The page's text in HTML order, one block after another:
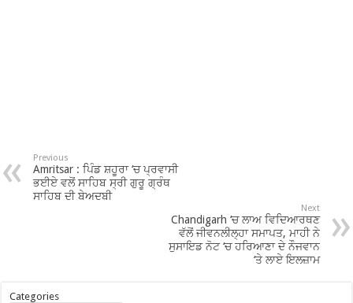
Previous
Amritsar : ਪਿੰਡ ਸ਼ਹੂਰਾ ‘ਚ ਪ੍ਰਵਾਸੀ
ਭਈਏ ਵਲੋਂ ਸਾਹਿਬ ਸ੍ਰੀ ਗੁਰੂ ਗ੍ਰੰਥ
ਸਾਹਿਬ ਦੀ ਬੇਅਦਬੀ
Next
Chandigarh ‘ਚ ਲਾਅ ਵਿਦਿਆਰਥਣ
ਵੱਲੋਂ ਜੀਵਨਲੀਲ੍ਹਾ ਸਮਾਪਤ, ਮਾਹੀ ਨੇ
ਸੁਸਾਇਡ ਨੋਟ ‘ਚ ਹਰਿਆਣਾ ਦੇ ਨੌਜਵਾਨ
‘ਤੇ ਲਾਏ ਇਲਜ਼ਾਮ
Categories